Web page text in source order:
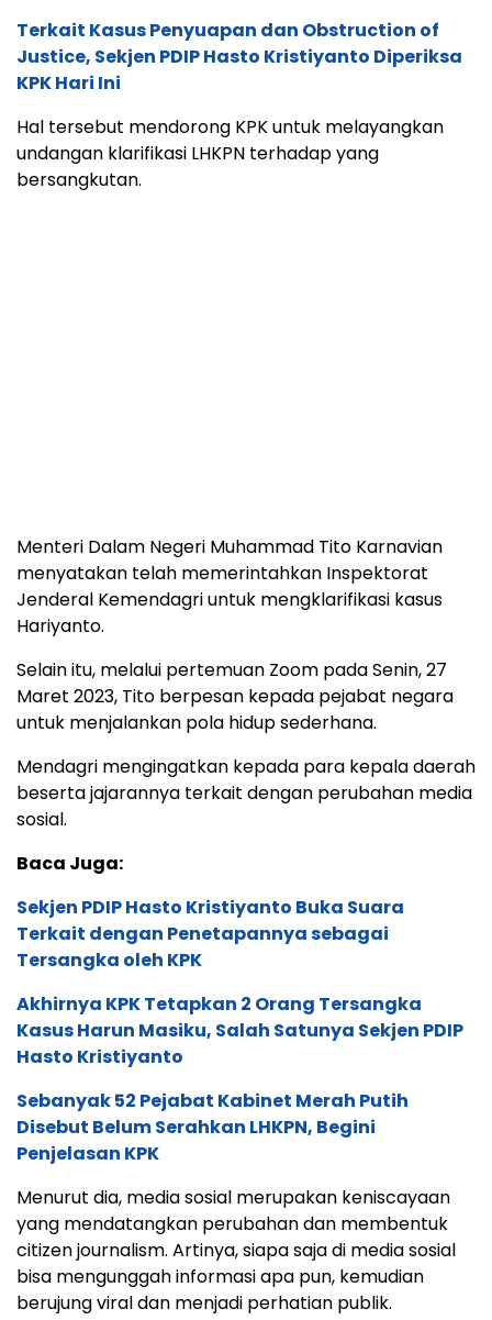
bersangkutan.
Maret 2023, Tito berpesan kepada pejabat negara
untuk menjalankan pola hidup sederhana.
Mendagri mengingatkan kepada para kepala daerah
sosial.
Baca Juga:
Sekjen PDIP Hasto Kristiyanto Buka Suara
Terkait dengan Penetapannya sebagai
Tersangka oleh KPK
Akhirnya KPK Tetapkan 2 Orang Tersangka
Hasto Kristiyanto
Sebanyak 52 Pejabat Kabinet Merah Putih
Penjelasan KPK
Menurut dia, media sosial merupakan keniscayaan
citizen journalism. Artinya, siapa saja di media sosial
bisa mengunggah informasi apa pun, kemudian
berujung viral dan menjadi perhatian publik.
Tito berpesan agar pejabat bisa menyesuaikan diri
dan tidak memamerkan gaya hidup berlebihan. Hal
itu akan menjadi sorotan, terlebih di tengah
masyarakat kritis saat ini.